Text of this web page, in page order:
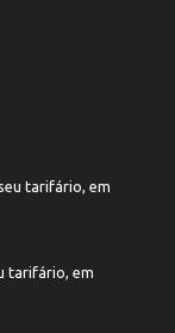
tarifário, em
tarifário, em